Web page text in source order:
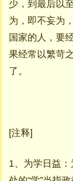
少，到最后以
为，即不妄为
国家的人，要
果经常以繁苛
了。
[注释]
1、为学日益